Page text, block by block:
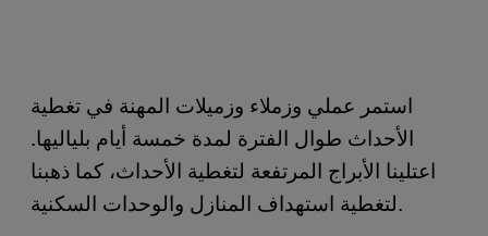
استمر عملي وزملاء وزميلات المهنة في تغطية
الأحداث طوال الفترة لمدة خمسة أيام بلياليها.
اعتلينا الأبراج المرتفعة لتغطية الأحداث، كما ذهبنا
لتغطية استهداف المنازل والوحدات السكنية.